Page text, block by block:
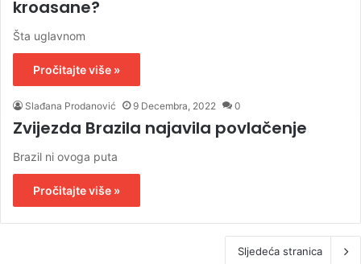
kroasane?
Šta uglavnom
Pročitajte više »
Slađana Prodanović 9 Decembra, 2022 0
Zvijezda Brazila najavila povlačenje
Brazil ni ovoga puta
Pročitajte više »
Sljedeća stranica